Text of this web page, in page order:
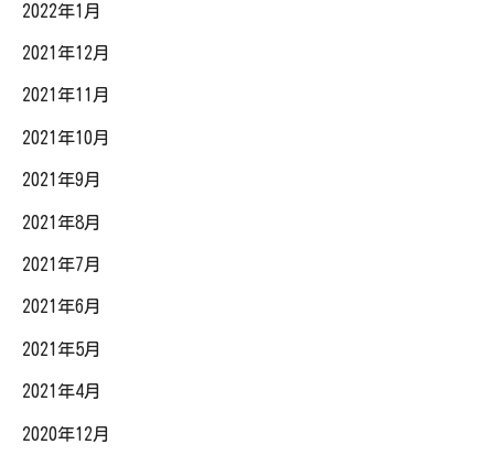
2022年1月
2021年12月
2021年11月
2021年10月
2021年9月
2021年8月
2021年7月
2021年6月
2021年5月
2021年4月
2020年12月